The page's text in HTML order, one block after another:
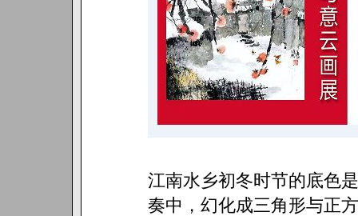
江南水乡初冬时节的底色
奏中，幻化成三角形与正